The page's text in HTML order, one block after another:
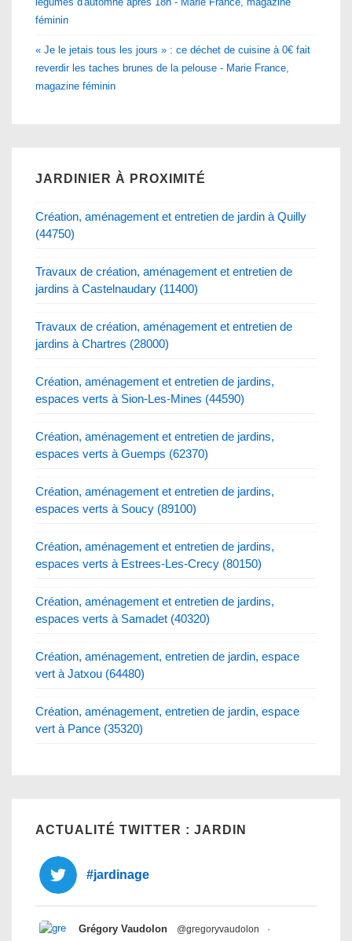
féminin
« Je le jetais tous les jours » : ce déchet de cuisine à 0€ fait
reverdir les taches brunes de la pelouse - Marie France,
magazine féminin
JARDINIER À PROXIMITÉ
Création, aménagement et entretien de jardin à Quilly
(44750)
Travaux de création, aménagement et entretien de
jardins à Castelnaudary (11400)
Travaux de création, aménagement et entretien de
jardins à Chartres (28000)
Création, aménagement et entretien de jardins,
espaces verts à Sion-Les-Mines (44590)
Création, aménagement et entretien de jardins,
espaces verts à Guemps (62370)
Création, aménagement et entretien de jardins,
espaces verts à Soucy (89100)
Création, aménagement et entretien de jardins,
espaces verts à Estrees-Les-Crecy (80150)
Création, aménagement et entretien de jardins,
espaces verts à Samadet (40320)
Création, aménagement, entretien de jardin, espace
vert à Jatxou (64480)
Création, aménagement, entretien de jardin, espace
vert à Pance (35320)
ACTUALITÉ TWITTER : JARDIN
#jardinage
Grégory Vaudolon @gregoryvaudolon
·